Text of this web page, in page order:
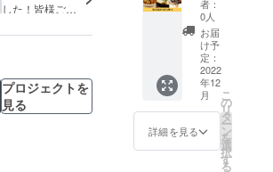
した！皆様ご支
がとうございま
挑戦中です！】
プロジェクトを
見る
じ」と
ご記入
くださ
い。 ■
食品表
示■ 〇
福来魚
のなめ
材料：
福来魚
送料込
みのお
値段で
す。 ※
お届け
先が
CAMPF
IREへの
住所と
異なる
くださ
い） ※
冷凍便
でのお
届けで
す。 ※
送料込
みのお
値段で
ガー
リック
バター
焼き」
「ホタ
ルイカ
の燻
製」各1
セット
逸品を
集めた
おつま
み3種
セット
です。
ご飯の
お供と
しても
楽しめ
るの
者：
0人
お届
け予
定：
2022
年12
月
詳細を見る
こ
の
リ
タ
ー
ン
を
選
択
す
る